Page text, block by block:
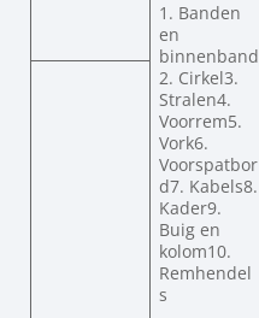
1. Banden
en
binnenband
2. Cirkel3.
Stralen4.
Voorrem5.
Vork6.
Voorspatbor
d7. Kabels8.
Kader9.
Buig en
kolom10.
Remhendel
s